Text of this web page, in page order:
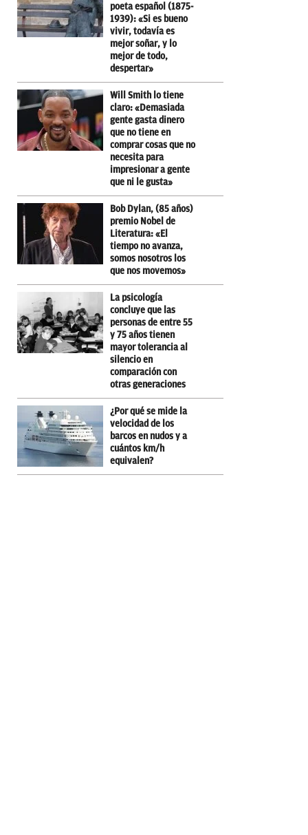
poeta español (1875-
1939): «Si es bueno
vivir, todavía es
mejor soñar, y lo
mejor de todo,
despertar»
Will Smith lo tiene
claro: «Demasiada
gente gasta dinero
que no tiene en
comprar cosas que no
necesita para
impresionar a gente
que ni le gusta»
Bob Dylan, (85 años)
premio Nobel de
Literatura: «El
tiempo no avanza,
somos nosotros los
que nos movemos»
La psicología
concluye que las
personas de entre 55
y 75 años tienen
mayor tolerancia al
silencio en
comparación con
otras generaciones
¿Por qué se mide la
velocidad de los
barcos en nudos y a
cuántos km/h
equivalen?